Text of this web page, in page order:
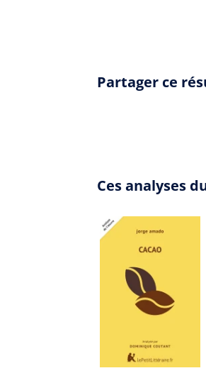
Partager ce
Ces analyses